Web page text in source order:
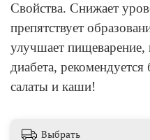
Свойства. Снижает
препятствует
улучшает пищеварение,
диабета,
салаты и каши!
Выбрать